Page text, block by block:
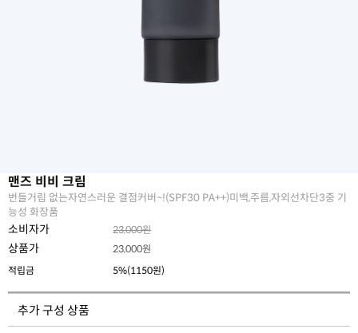
맨즈 비비 크림
번들거림 없는자연스러운 결점커버~!(SPF30 PA++)미백,주름,자외선차단3중 기
능성 화장품
소비자가 23,000원
상품가 23,000원
적립금
5%(1150원)
추가 구성 상품